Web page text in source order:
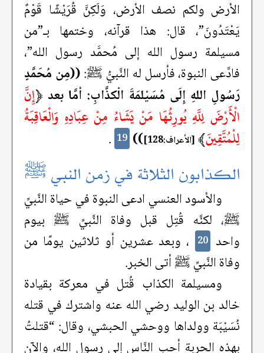
الأرض ولكم نصف الأرض، وَلَكِنَّ قُرَيْشًا قَوْمٌ
يَعْتَدُونَ”، قال: هذا قرآنه، وختمها بـ”من
مسيلمة رسول الله إلى مُحمَّد رسول الله”،
فادَّعى النبوة، فأرسل له النَّبيُّ ﷺ:((مِن مُحَمَّدٍ
رَسُولِ اللهِ إِلَى مُسَيْلمَةَ الْكذَّابِ: أمَّا بعد ﴿إِنَّ
الْأَرْضَ لِلَّهِ يُورِثُهَا مَنْ يَشَاءُ مِنْ عِبَادِهِ وَالْعَاقِبَةُ
لِلْمُتَّقِينَ﴾ [الأعراف:128] ))
19
.
الكذابون الثلاثة في زمن النبي ﷺ
والأسود العنسي ادعى النبوة في حياة النَّبيِّ
ﷺ، لكنَّه قُتِل قبل وفاة النَّبيِّ ﷺ بيوم
واحد 20 ، وبعد عشرين أو ثلاثين يومًا من
وفاة النَّبيِّ ﷺ أتى الخبر.
ومسيلمة الكذاب قُتل في معركة بقيادة
خالد بن الوليد رضي الله عنه واشترك في قتله
نُسَيْبَة وولداها ووحشي الحبشي، وقال: “قتلتُ
بهذه الحربة أحب النَّاس إلى رسول الله، والآن